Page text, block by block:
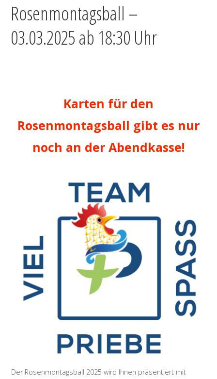
Rosenmontagsball –
03.03.2025 ab 18:30 Uhr
Karten für den
Rosenmontagsball gibt es nur
noch an der Abendkasse!
Der Rosenmontagsball 2025 wird Ihnen präsentiert mit